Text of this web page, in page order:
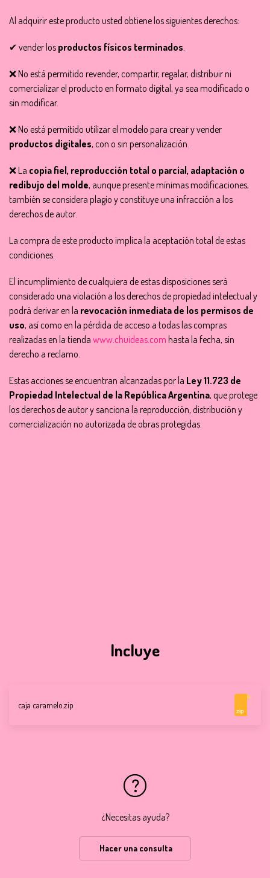
Al adquirir este producto usted obtiene los siguientes derechos:
✔ vender los productos físicos terminados.
❌ No está permitido revender, compartir, regalar, distribuir ni
comercializar el producto en formato digital, ya sea modificado o
sin modificar.
❌ No está permitido utilizar el modelo para crear y vender
productos digitales, con o sin personalización.
❌ La copia fiel, reproducción total o parcial, adaptación o
redibujo del molde, aunque presente mínimas modificaciones,
también se considera plagio y constituye una infracción a los
derechos de autor.
La compra de este producto implica la aceptación total de estas
condiciones.
El incumplimiento de cualquiera de estas disposiciones será
considerado una violación a los derechos de propiedad intelectual y
podrá derivar en la revocación inmediata de los permisos de
uso, así como en la pérdida de acceso a todas las compras
realizadas en la tienda www.chuideas.com hasta la fecha, sin
derecho a reclamo.
Estas acciones se encuentran alcanzadas por la Ley 11.723 de
Propiedad Intelectual de la República Argentina, que protege
los derechos de autor y sanciona la reproducción, distribución y
comercialización no autorizada de obras protegidas.
Incluye
caja caramelo.zip
zip
¿Necesitas ayuda?
Hacer una consulta